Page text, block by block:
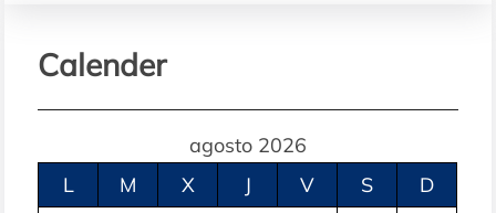
Calender
agosto 2026
L
M X J V S
D